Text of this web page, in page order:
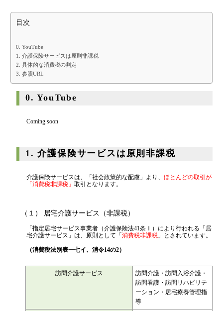
通常料金
創業3年目までの特別料金
他の税理士事務所からの切り替えの場合
記帳代行/その他
事務所案内
大阪オフィス
事務所概要
アクセスマップ
クレアビズコンサルティング株式会社：代表取締役
YouTubeチャンネル：
目次
0. YouTube
1. 介護保険サービスは原則非課税
2. 具体的な消費税の判定
3. 参照URL
0. YouTube
Coming soon
1. 介護保険サービスは原則非課税
介護保険サービスは、「社会政策的な配慮」より、 ほとんどの取引が
「消費税非課税」 取引となります。
（１） 居宅介護サービス（非課税）
「指定居宅サービス事業者（介護保険法41条Ⅰ）により行われる「居
宅介護サービス」は、原則として「消費税非課税 」とされています。
（消費税法別表一七イ、消令14の2）
訪問介護サービス
訪問介護・訪問入浴介護・
訪問看護・訪問リハビリテ
ーション・居宅療養管理指
導